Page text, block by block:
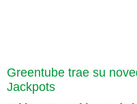
Greentube trae su
Jackpots